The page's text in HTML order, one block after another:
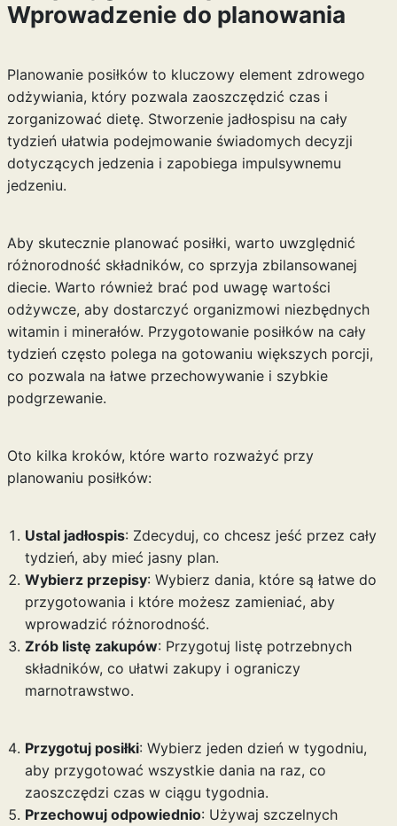
Wprowadzenie do planowania
Planowanie posiłków to kluczowy element zdrowego
odżywiania, który pozwala zaoszczędzić czas i
zorganizować dietę. Stworzenie jadłospisu na cały
tydzień ułatwia podejmowanie świadomych decyzji
dotyczących jedzenia i zapobiega impulsywnemu
jedzeniu.
Aby skutecznie planować posiłki, warto uwzględnić
różnorodność składników, co sprzyja zbilansowanej
diecie. Warto również brać pod uwagę wartości
odżywcze, aby dostarczyć organizmowi niezbędnych
witamin i minerałów. Przygotowanie posiłków na cały
tydzień często polega na gotowaniu większych porcji,
co pozwala na łatwe przechowywanie i szybkie
podgrzewanie.
Oto kilka kroków, które warto rozważyć przy
planowaniu posiłków:
Ustal jadłospis: Zdecyduj, co chcesz jeść przez cały
tydzień, aby mieć jasny plan.
Wybierz przepisy: Wybierz dania, które są łatwe do
przygotowania i które możesz zamieniać, aby
wprowadzić różnorodność.
Zrób listę zakupów: Przygotuj listę potrzebnych
składników, co ułatwi zakupy i ograniczy
marnotrawstwo.
Przygotuj posiłki: Wybierz jeden dzień w tygodniu,
aby przygotować wszystkie dania na raz, co
zaoszczędzi czas w ciągu tygodnia.
Przechowuj odpowiednio: Używaj szczelnych